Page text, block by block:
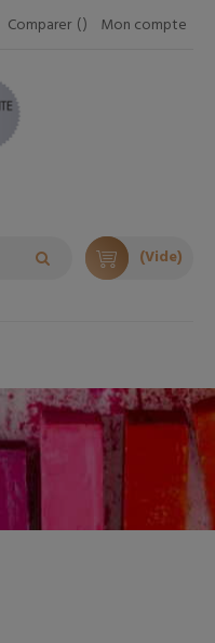
Comparer Mon compte
(Vide)